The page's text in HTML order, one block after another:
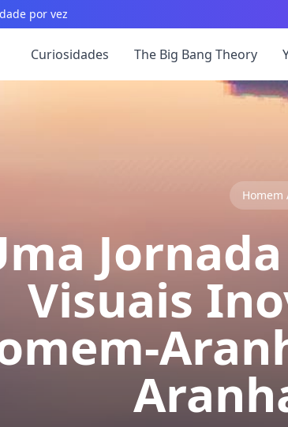
por vez
Curiosidades The Big Bang Theory
Homem
Visuais